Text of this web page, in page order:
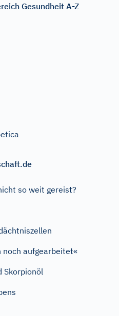
Gesundheit A-Z
so weit gereist?
noch aufgearbeitet«
Skorpionöl